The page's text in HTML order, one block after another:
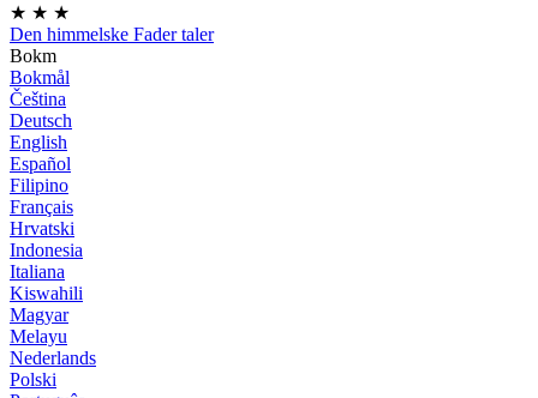
★ ★ ★
Den himmelske Fader taler
Bokm
Bokmål
Čeština
Deutsch
English
Español
Filipino
Français
Hrvatski
Indonesia
Italiana
Kiswahili
Magyar
Melayu
Nederlands
Polski